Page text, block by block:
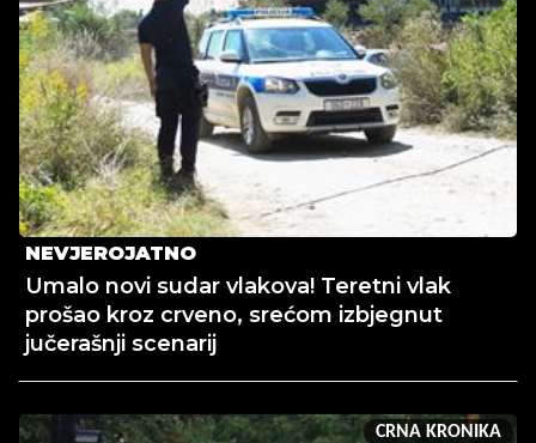
NEVJEROJATNO
Umalo novi sudar vlakova! Teretni vlak
prošao kroz crveno, srećom izbjegnut
jučerašnji scenarij
CRNA KRONIKA